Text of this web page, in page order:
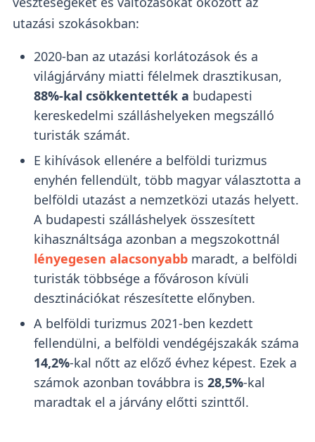
utazási szokásokban:
2020-ban az utazási korlátozások és a
világjárvány miatti félelmek drasztikusan,
88%-kal csökkentették a budapesti
kereskedelmi szálláshelyeken megszálló
turisták számát.
E kihívások ellenére a belföldi turizmus
enyhén fellendült, több magyar választotta a
belföldi utazást a nemzetközi utazás helyett.
A budapesti szálláshelyek összesített
kihasználtsága azonban a megszokottnál
lényegesen alacsonyabbmaradt, a belföldi
turisták többsége a fővároson kívüli
desztinációkat részesítette előnyben.
A belföldi turizmus 2021-ben kezdett
fellendülni, a belföldi vendégéjszakák száma
14,2%-kal nőtt az előző évhez képest. Ezek a
számok azonban továbbra is 28,5%-kal
maradtak el a járvány előtti szinttől.